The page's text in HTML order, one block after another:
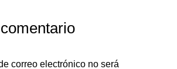
correo electrónico no será